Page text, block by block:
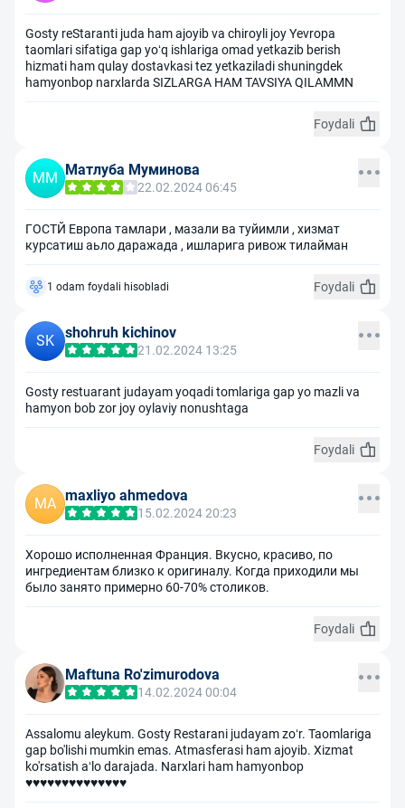
Gosty reStaranti juda ham ajoyib va chiroyli joy Yevropa
taomlari sifatiga gap yoʻq ishlariga omad yetkazib berish
hizmati ham qulay dostavkasi tez yetkaziladi shuningdek
hamyonbop narxlarda SIZLARGA HAM TAVSIYA QILAMMN
Foydali
ММ Матлуба Муминова
22.02.2024 06:45
ГОСТЙ Европа тамлари , мазали ва туйимли , хизмат
курсатиш аьло даражада , ишларига ривож тилайман
Foydali
1 odam foydali hisobladi
SK shohruh kichinov
21.02.2024 13:25
Gosty restuarant judayam yoqadi tomlariga gap yo mazli va
hamyon bob zor joy oylaviy nonushtaga
Foydali
MA maxliyo ahmedova
15.02.2024 20:23
Хорошо исполненная Франция. Вкусно, красиво, по
ингредиентам близко к оригиналу. Когда приходили мы
было занято примерно 60-70% столиков.
Foydali
Maftuna Ro'zimurodova
14.02.2024 00:04
Assalomu aleykum. Gosty Restarani judayam zo‘r. Taomlariga
gap bo'lishi mumkin emas. Atmasferasi ham ajoyib. Xizmat
ko'rsatish a‘lo darajada. Narxlari ham hamyonbop
♥️♥️♥️♥️♥️♥️♥️♥️♥️♥️♥️♥️♥️♥️